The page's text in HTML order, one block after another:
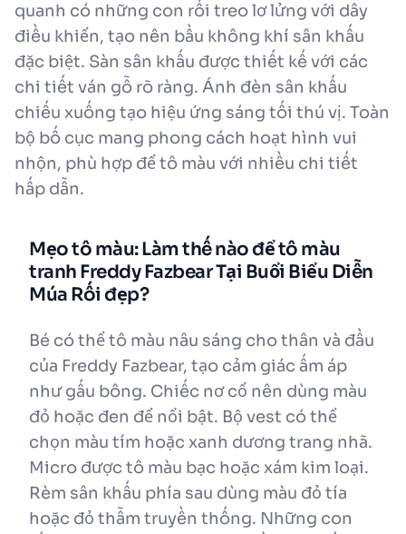
quanh có những con rối treo lơ lửng với dây
điều khiển, tạo nên bầu không khí sân khấu
đặc biệt. Sàn sân khấu được thiết kế với các
chi tiết ván gỗ rõ ràng. Ánh đèn sân khấu
chiếu xuống tạo hiệu ứng sáng tối thú vị. Toàn
bộ bố cục mang phong cách hoạt hình vui
nhộn, phù hợp để tô màu với nhiều chi tiết
hấp dẫn.
Mẹo tô màu: Làm thế nào để tô màu
tranh Freddy Fazbear Tại Buổi Biểu Diễn
Múa Rối đẹp?
Bé có thể tô màu nâu sáng cho thân và đầu
của Freddy Fazbear, tạo cảm giác ấm áp
như gấu bông. Chiếc nơ cổ nên dùng màu
đỏ hoặc đen để nổi bật. Bộ vest có thể
chọn màu tím hoặc xanh dương trang nhã.
Micro được tô màu bạc hoặc xám kim loại.
Rèm sân khấu phía sau dùng màu đỏ tía
hoặc đỏ thẫm truyền thống. Những con